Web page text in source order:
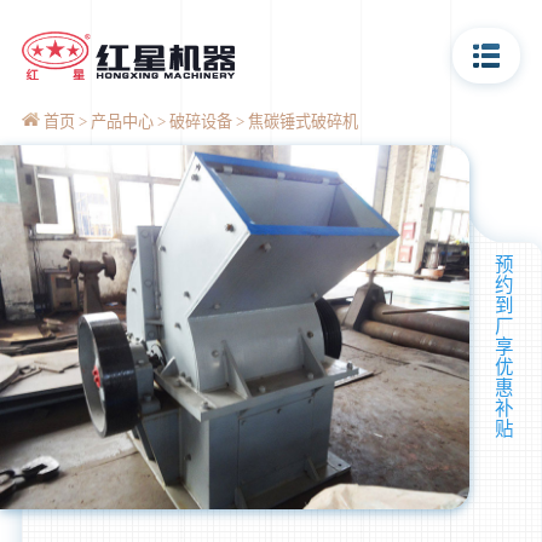
首页 产品中心 破碎设备 焦碳锤式破碎机
预
约
到
厂
享
优
惠
补
贴